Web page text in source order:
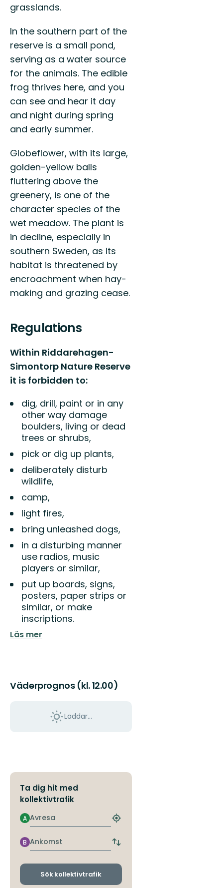
grasslands.
In the southern part of the
reserve is a small pond,
serving as a water source
for the animals. The edible
frog thrives here, and you
can see and hear it day
and night during spring
and early summer.
Globeflower, with its large,
golden-yellow balls
fluttering above the
greenery, is one of the
character species of the
wet meadow. The plant is
in decline, especially in
southern Sweden, as its
habitat is threatened by
encroachment when hay-
making and grazing cease.
Regulations
Within Riddarehagen-
Simontorp Nature Reserve
it is forbidden to:
dig, drill, paint or in any
other way damage
boulders, living or dead
trees or shrubs,
pick or dig up plants,
deliberately disturb
wildlife,
camp,
light fires,
bring unleashed dogs,
in a disturbing manner
use radios, music
players or similar,
put up boards, signs,
posters, paper strips or
similar, or make
inscriptions.
Läs mer
Väderprognos (kl. 12.00)
Laddar...
Ta dig hit med
kollektivtrafik
Avresa
A
Hitta
hållplats
Ankomst
B
Byt
och
Sök kollektivtrafik